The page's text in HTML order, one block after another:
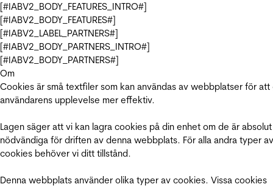
[#IABV2_BODY_FEATURES_INTRO#]
[#IABV2_BODY_FEATURES#]
[#IABV2_LABEL_PARTNERS#]
[#IABV2_BODY_PARTNERS_INTRO#]
[#IABV2_BODY_PARTNERS#]
Om
Cookies är små textfiler som kan användas av webbplatser för att
användarens upplevelse mer effektiv.
Lagen säger att vi kan lagra cookies på din enhet om de är absolut
nödvändiga för driften av denna webbplats. För alla andra typer av
cookies behöver vi ditt tillstånd.
Denna webbplats använder olika typer av cookies. Vissa cookies